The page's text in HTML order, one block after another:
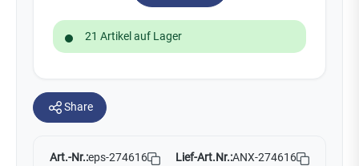
21 Artikel auf Lager
Share
Art.-Nr.:eps-274616 Lief-Art.Nr.:ANX-274616